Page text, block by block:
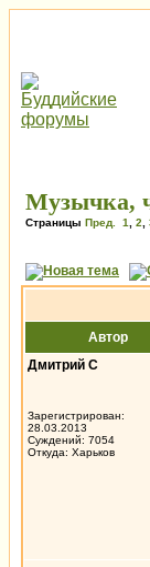
Музычка,
Страницы Пред. 1 2
Автор
Дмитрий С
Зарегистрирован:
28.03.2013
Суждений: 7054
Откуда: Харьков